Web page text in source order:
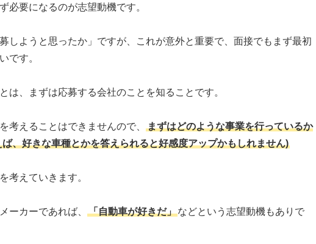
必要になるのが志望動機です。
しようと思ったか」ですが、これが意外と重要で、面接でもまず最初
です。
は、まずは応募する会社のことを知ることです。
考えることはできませんので、
まずはどのような事業を行っているか
、好きな車種とかを答えられると好感度アップかもしれません)
考えていきます。
ーカーであれば、 「自動車が好きだ」などという志望動機もありで